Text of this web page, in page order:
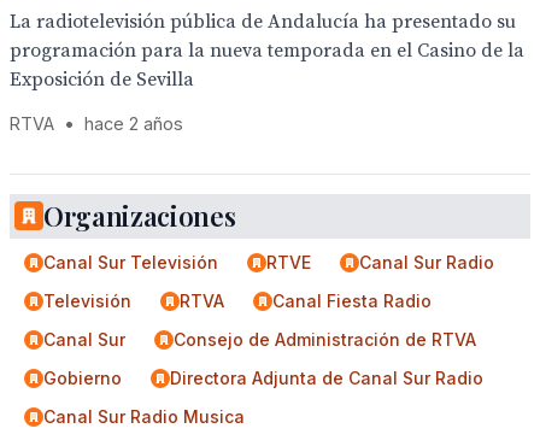
La radiotelevisión pública de Andalucía ha presentado su
programación para la nueva temporada en el Casino de la
Exposición de Sevilla
RTVA • hace 2 años
Organizaciones
Canal Sur Televisión RTVE
Canal Sur Radio
Televisión
RTVA
Canal Fiesta Radio
Canal Sur
Consejo de Administración de RTVA
Gobierno
Directora Adjunta de Canal Sur Radio
Canal Sur Radio Musica